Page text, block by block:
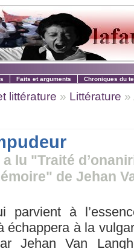
Faits et arguments Chroniques du
littérature » Littérature »
lu "Traité
de Jehan
parvient à
échappera à la
Jehan Van